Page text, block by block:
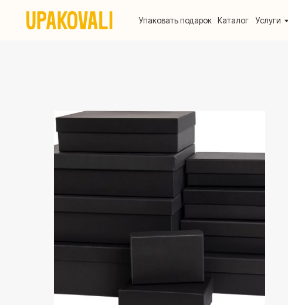
Упаковать подарок Каталог Услуги Блог